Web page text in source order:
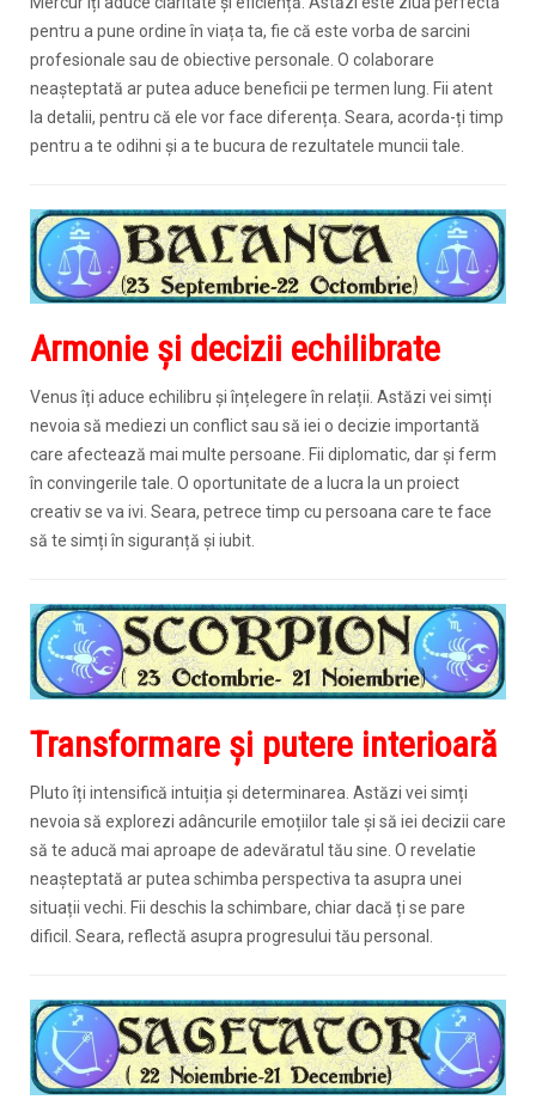
pentru a pune ordine în viața ta, fie că este vorba de sarcini
profesionale sau de obiective personale. O colaborare
neașteptată ar putea aduce beneficii pe termen lung. Fii atent
la detalii, pentru că ele vor face diferența. Seara, acorda-ți timp
pentru a te odihni și a te bucura de rezultatele muncii tale.
Armonie și decizii echilibrate
Venus îți aduce echilibru și înțelegere în relații. Astăzi vei simți
nevoia să mediezi un conflict sau să iei o decizie importantă
care afectează mai multe persoane. Fii diplomatic, dar și ferm
în convingerile tale. O oportunitate de a lucra la un proiect
creativ se va ivi. Seara, petrece timp cu persoana care te face
să te simți în siguranță și iubit.
Transformare și putere interioară
Pluto îți intensifică intuiția și determinarea. Astăzi vei simți
nevoia să explorezi adâncurile emoțiilor tale și să iei decizii care
să te aducă mai aproape de adevăratul tău sine. O revelatie
neașteptată ar putea schimba perspectiva ta asupra unei
situații vechi. Fii deschis la schimbare, chiar dacă ți se pare
dificil. Seara, reflectă asupra progresului tău personal.